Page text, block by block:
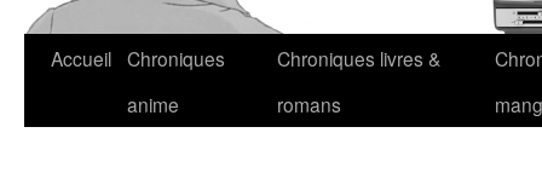
Accueil Chroniques
anime
Chroniques livres &
romans